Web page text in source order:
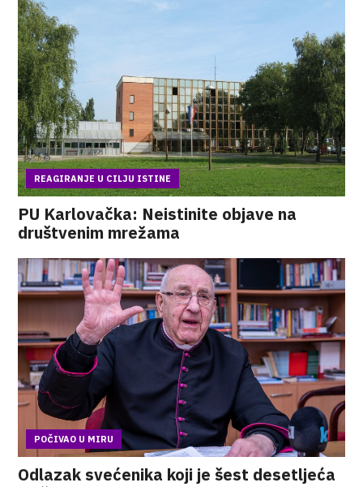
REAGIRANJE U CILJU ISTINE
PU Karlovačka: Neistinite objave na
društvenim mrežama
POČIVAO U MIRU
Odlazak svećenika koji je šest desetljeća